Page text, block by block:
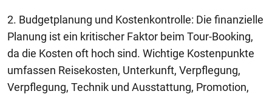
2. Budgetplanung und Kostenkontrolle: Die finanzielle
Planung ist ein kritischer Faktor beim Tour-Booking,
da die Kosten oft hoch sind. Wichtige Kostenpunkte
umfassen Reisekosten, Unterkunft, Verpflegung,
Verpflegung, Technik und Ausstattung, Promotion,